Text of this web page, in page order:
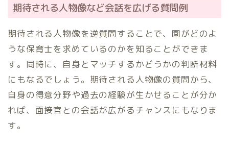
期待される人物像など会話を広げる質問例
期待される人物像を逆質問することで、園がどのよ
うな保育士を求めているのかを知ることができま
す。同時に、自身とマッチするかどうかの判断材料
にもなるでしょう。期待される人物像の質問から、
自身の得意分野や過去の経験が生かせることが分か
れば、面接官との会話が広がるチャンスにもなりま
す。